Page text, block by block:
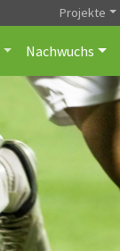
Projekte
Nachwuchs